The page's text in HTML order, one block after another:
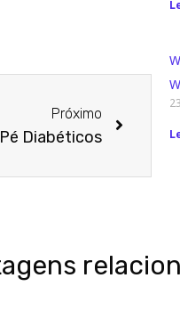
Próximo
Diabéticos